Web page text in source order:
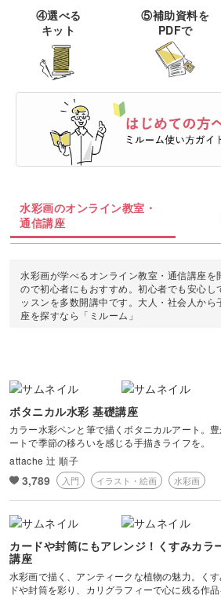
オートクチュール刺繍
リボン刺繍
ビーズ刺繍
フランス刺繍
ソウタシエ
あみぐるみ
コピック
パステルアート
デジタルイラスト
ネイルケア
ジェルネイル
レジンアクセサリー
ワイヤーアクセサリー
ビーズアクセサリー
キャンドルホルダー
マーブルキャンドル
スイーツキャンドル
ソイキャンドル
ボタニカルキャンドル
アロマキャンドル
カリグラフィー
レタリング
すべて
ポーセラーツ
トールペイント
上絵付け
すべて
ペン字
ペーパークラフト
すべて
ペーパーアート
切り絵
折り紙
カルトナージュ
すべて
石鹸作り
羊毛フェルト
つまみ細工
水引
レザークラフト
クラフト
ぬいぐるみ
ライフスタイル
整理収納・片付け
多肉植物
占い
金継ぎ
フラワーアレンジメント
アロマ・ハーブ
パーソナルカラー
暮らし
フィットネス
ダンス
ピラティス
ヨガ
クッキング
アイシングクッキー
洋菓子
マネー
EC・集客
カメラ・写真
すべて
カメラ基礎
ボケ・丸ボケ
構図
光・ライティング
風景・スナップ
物撮り・テーブルフォト
ポートレート
④選べる
キット
⑤補助資料を
PDFで
水彩画のオンライン教室・
通信講座
水彩画が学べるオンライン教室・通信講座を
ので初心者にもおすすめ。初心者でも安心し
ッスンを多数開講中です。大人・社会人か
座を探すなら「ミルーム」
ボタニカル水彩 基礎講座
カラー水彩ペンと筆で描くボタニカルアート。
ートで季節の移ろいを感じる手描きライフを。
attache 辻 順子
3,789 入門 イラスト・絵画 水彩画
カードや封筒にもアレンジ！くすみカラ
講座
水彩画で描く、アンティークな植物の魅力。く
ドや封筒を彩り、カリグラフィーで心に残る作品